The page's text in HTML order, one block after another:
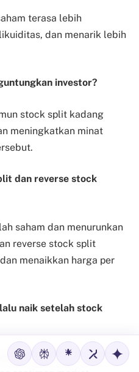
terasa lebih
dan menarik lebih
investor?
stock split kadang
meningkatkan minat
dan reverse stock
saham dan menurunkan
reverse stock split
menaikkan harga per
naik setelah stock
tetap dipengaruhi